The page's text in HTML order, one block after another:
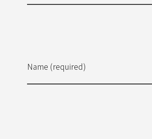
Name (required)